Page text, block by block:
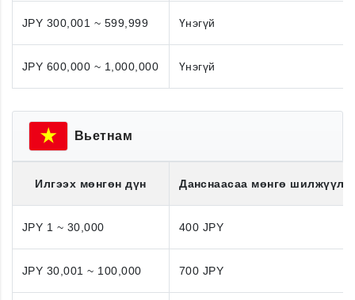
JPY 300,001 ~ 599,999 Үнэгүй
JPY 600,000 ~ 1,000,000 Үнэгүй
Вьетнам
Илгээх мөнгөн дүн Данснаасаа мөнгө
JPY 1 ~ 30,000 400 JPY
JPY 30,001 ~ 100,000 700 JPY